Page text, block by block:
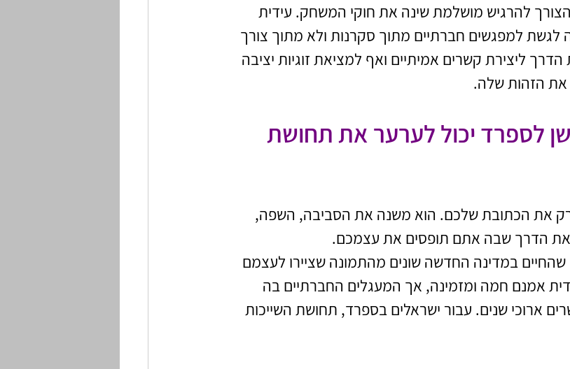
להרגיש מושלמת שינה את חוקי המשחק. עידית
למפגשים חברתיים מתוך סקרנות ולא מתוך צורך
ליצירת קשרים אמיתיים ואף למציאת זוגיות יציבה
את הזהות שלה.
לספרד יכול לערער את תחושת
רק את הכתובת שלכם. הוא משנה את הסביבה, השפה,
את הדרך שבה אתם תופסים את עצמכם.
במדינה החדשה שונים מהתמונה שציירו לעצמם
אמנם חמה ומזמינה, אך המעגלים החברתיים בה
ארוכי שנים. עבור ישראלים בספרד, תחושת השייכות